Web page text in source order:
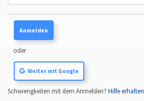
oder
Weiter mit Google
Schwierigkeiten mit dem Anmelden? Hilfe erhalten